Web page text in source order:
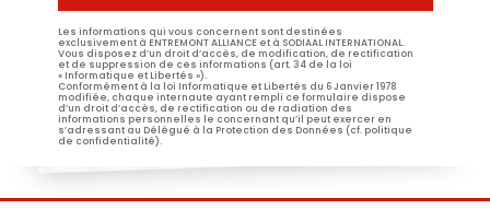
Les informations qui vous concernent sont destinées
exclusivement à ENTREMONT ALLIANCE et à SODIAAL INTERNATIONAL.
Vous disposez d’un droit d’accès, de modification, de rectification
et de suppression de ces informations (art. 34 de la loi
« Informatique et Libertés »).
Conformément à la loi Informatique et Libertés du 6 Janvier 1978
modifiée, chaque internaute ayant rempli ce formulaire dispose
d’un droit d’accès, de rectification ou de radiation des
informations personnelles le concernant qu’il peut exercer en
s’adressant au Délégué à la Protection des Données (cf. politique
de confidentialité).